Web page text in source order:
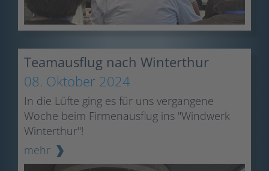
Teamausflug nach Winterthur
08. Oktober 2024
In die Lüfte ging es für uns vergangene
Woche beim Firmenausflug ins "Windwerk
Winterthur"!
mehr